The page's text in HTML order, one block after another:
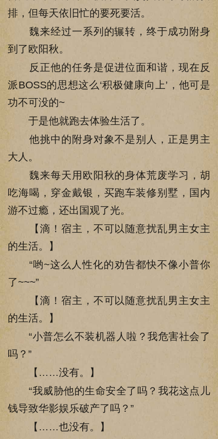
排，但每天依旧忙的要死要活。
魏来经过一系列的辗转，终于成功附身
到了欧阳秋。
反正他的任务是促进位面和谐，现在反
派BOSS的思想这么‘积极健康向上’，他可是
功不可没的~
于是他就跑去体验生活了。
他挑中的附身对象不是别人，正是男主
大人。
魏来每天用欧阳秋的身体荒废学习，胡
吃海喝，穿金戴银，买跑车装修别墅，国内
游不过瘾，还出国观了光。
【滴！宿主，不可以随意扰乱男主女主
的生活。】
“哟~这么人性化的劝告都快不像小普你
了~~~”
【滴！宿主，不可以随意扰乱男主女主
的生活。】
“小普怎么不装机器人啦？我危害社会了
吗？”
【……没有。】
“我威胁他的生命安全了吗？我花这点儿
钱导致华影娱乐破产了吗？”
【……也没有。】